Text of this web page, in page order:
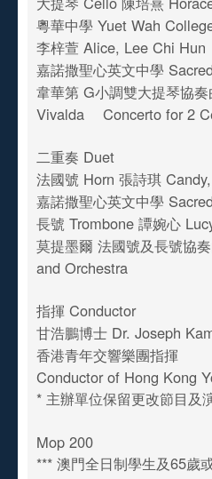
粵華中學 Yuet Wah
李梓萱 Alice, Lee Chi Hun
嘉諾撒聖心英文中學
韋華第 G小調雙大提琴協奏
Vivalda Concerto for 2
二重奏 Duet
法國號 Horn 張詩琪
嘉諾撒聖心英文中學
長號 Trombone 譚婉心
莫提墨爾 法國號及長號協
and Orchestra
指揮 Conductor
甘浩鵬博士 Dr. Joseph
香港青年交響樂團指揮
Conductor of Hong Kong
* 主辦單位保留更改節目及
Mop 200
*** 澳門全日制學生及65歲